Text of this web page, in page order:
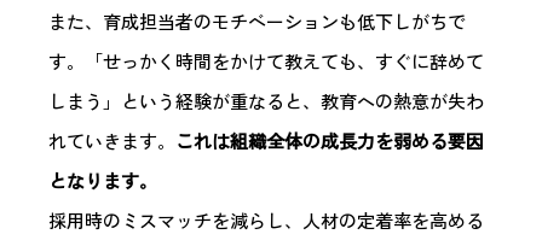
また、育成担当者のモチベーションも低下しがちで
す。「せっかく時間をかけて教えても、すぐに辞めて
しまう」という経験が重なると、教育への熱意が失わ
れていきます。 これは組織全体の成長力を弱める要因
となります。
採用時のミスマッチを減らし、人材の定着率を高める